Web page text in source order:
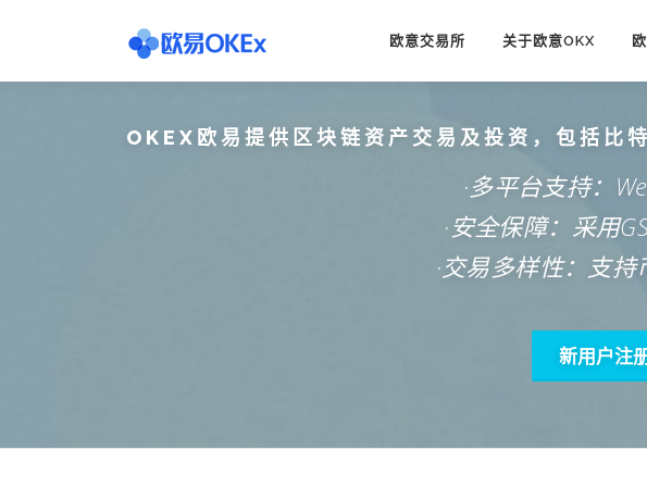
欧意交易所 关于欧意OKX
OKEX欧易提供区块链资产交易及投资，包括比
·多平台支持：
·安全保障：采用
·交易多样性：支
新用户注